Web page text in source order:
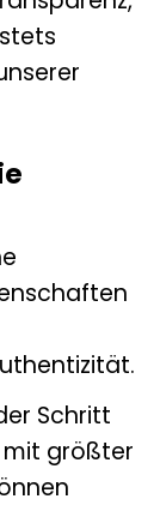
Schritt
mit größter